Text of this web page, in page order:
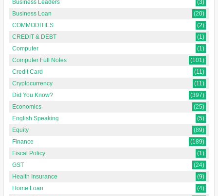
Business Leaders
(3)
Business Loan
(20)
COMMODITIES
(2)
CREDIT & DEBT
(1)
Computer
(1)
Computer Full Notes
(101)
Credit Card
(11)
Cryptocurrency
(11)
Did You Know?
(397)
Economics
(25)
English Speaking
(5)
Equity
(89)
Finance
(189)
Fiscal Policy
(1)
GST
(24)
Health Insurance
(9)
Home Loan
(4)